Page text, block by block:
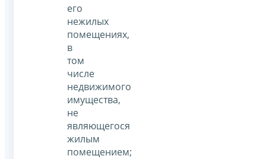
его
нежилых
помещениях,
в
том
числе
недвижимого
имущества,
не
являющегося
жилым
помещением;